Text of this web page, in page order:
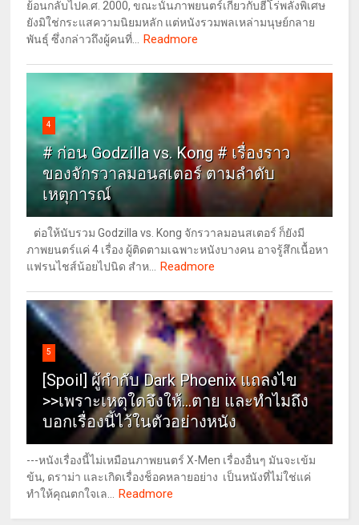
ย้อนกลับไปค.ศ. 2000, ขณะนั้นภาพยนตร์เกี่ยวกับฮีโร่พลังพิเศษ
ยังมิใช่กระแสความนิยมหลัก แต่หนังรวมพลเหล่ามนุษย์กลาย
พันธุ์ ซึ่งกล่าวถึงผู้คนที่...
Readmore
4
# ก่อน Godzilla vs. Kong # เรื่องราว
ของจักรวาลมอนสเตอร์ ตามลำดับ
เหตุการณ์
ต่อให้นับรวม Godzilla vs. Kong จักรวาลมอนสเตอร์ ก็ยังมี
ภาพยนตร์แค่ 4 เรื่อง ผู้ติดตามเฉพาะหนังบางคน อาจรู้สึกเนื้อหา
แฟรนไชส์น้อยไปนิด สำห...
Readmore
5
[Spoil] ผู้กำกับ Dark Phoenix แถลงไข
>>เพราะเหตุใดจึงให้...ตาย และทำไมถึง
บอกเรื่องนี้ไว้ในตัวอย่างหนัง
---หนังเรื่องนี้ไม่เหมือนภาพยนตร์ X-Men เรื่องอื่นๆ มันจะเข้ม
ข้น, ดราม่า และเกิดเรื่องช็อคหลายอย่าง เป็นหนังที่ไม่ใช่แค่
ทำให้คุณตกใจเล...
Readmore